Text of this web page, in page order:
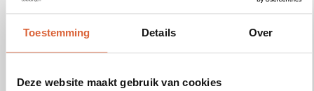
Toestemming Details Over
Deze website maakt gebruik van cookies
De risico’s bij het bedienen van een
Veiligheid volgens AI 14 en Arbo-wet;